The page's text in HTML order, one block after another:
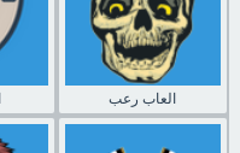
العاب رعب